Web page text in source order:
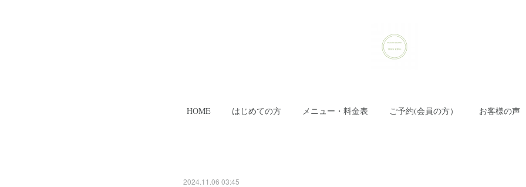
HOME はじめての方 メニュー・料金表 ご予約(会員の方） お客様の声
2024.11.06 03:45